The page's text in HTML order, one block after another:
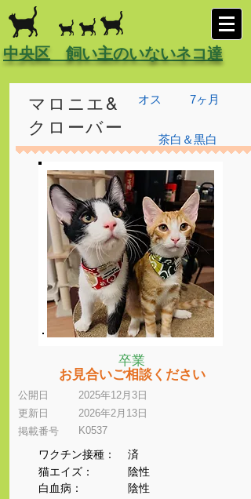
中央区 飼い主のいないネコ達
オス
マロニエ&
クローバー
7ヶ月
茶白＆黒白
卒業
お見合いご相談ください
公開日
更新日
​掲載番号
2025年12月3日
2026年2月13日
K0537
ワクチン接種：
猫エイズ：
​白血病：
済
陰性
陰性